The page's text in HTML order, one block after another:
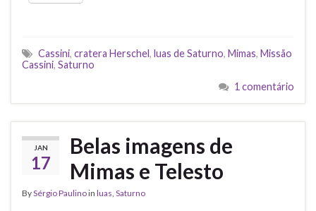
Cassini, cratera Herschel, luas de Saturno, Mimas, Missão
Cassini, Saturno
1 comentário
JAN
17
Belas imagens de
Mimas e Telesto
BySérgio Paulinoin luas, Saturno